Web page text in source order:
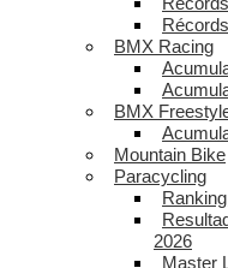
BMX Racing
BMX
Mountain Bike
Paracycling
2026
Master